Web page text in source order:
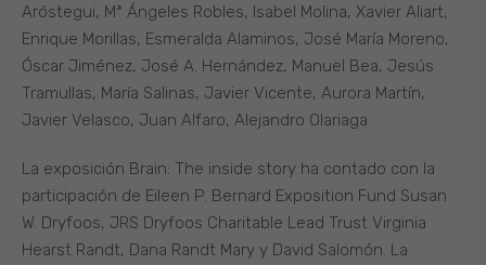
Aróstegui, Mª Ángeles Robles, Isabel Molina, Xavier Aliart,
Enrique Morillas, Esmeralda Alaminos, José María Moreno,
Óscar Jiménez, José A. Hernández, Manuel Bea, Jesús
Tramullas, María Salinas, Javier Vicente, Aurora Martín,
Javier Velasco, Juan Alfaro, Alejandro Olariaga
La exposición Brain: The inside story ha contado con la
participación de Eileen P. Bernard Exposition Fund Susan
W. Dryfoos, JRS Dryfoos Charitable Lead Trust Virginia
Hearst Randt, Dana Randt Mary y David Salomón. La